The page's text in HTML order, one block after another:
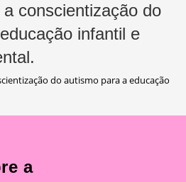
conscientização do
infantil e
do autismo para a educação
a